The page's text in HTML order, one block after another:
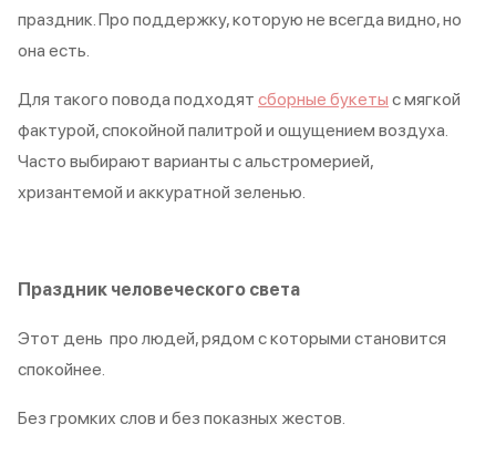
праздник. Про поддержку, которую не всегда видно, но
она есть.
Для такого повода подходят сборные букеты с мягкой
фактурой, спокойной палитрой и ощущением воздуха.
Часто выбирают варианты с альстромерией,
хризантемой и аккуратной зеленью.
Праздник человеческого света
Этот день про людей, рядом с которыми становится
спокойнее.
Без громких слов и без показных жестов.